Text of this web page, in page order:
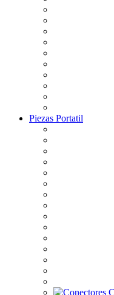
Piezas Portatil